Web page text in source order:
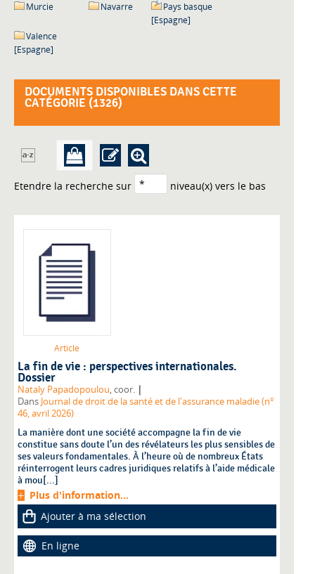
Murcie
Navarre
Pays basque
[Espagne]
Valence
[Espagne]
DOCUMENTS DISPONIBLES DANS CETTE
CATÉGORIE (1326)
Etendre la recherche sur niveau(x) vers le bas
Article
La fin de vie : perspectives internationales.
Dossier
Nataly Papadopoulou, coor. |
Dans Journal de droit de la santé et de l'assurance maladie (n°
46, avril 2026)
La manière dont une société accompagne la fin de vie
constitue sans doute l’un des révélateurs les plus sensibles de
ses valeurs fondamentales. À l’heure où de nombreux États
réinterrogent leurs cadres juridiques relatifs à l’aide médicale
à mou[...]
Plus d'information...
Ajouter à ma sélection
En ligne